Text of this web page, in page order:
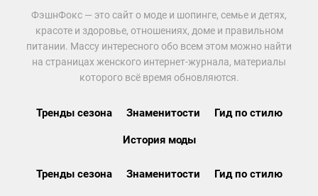
ФэшнФокс — это сайт о моде и шопинге, семье и детях,
красоте и здоровье, отношениях, доме и правильном
питании. Массу интересного обо всем этом можно найти
на страницах женского интернет-журнала, материалы
которого всё время обновляются.
Тренды сезона Знаменитости Гид по стилю
История моды
Тренды сезона Знаменитости Гид по стилю